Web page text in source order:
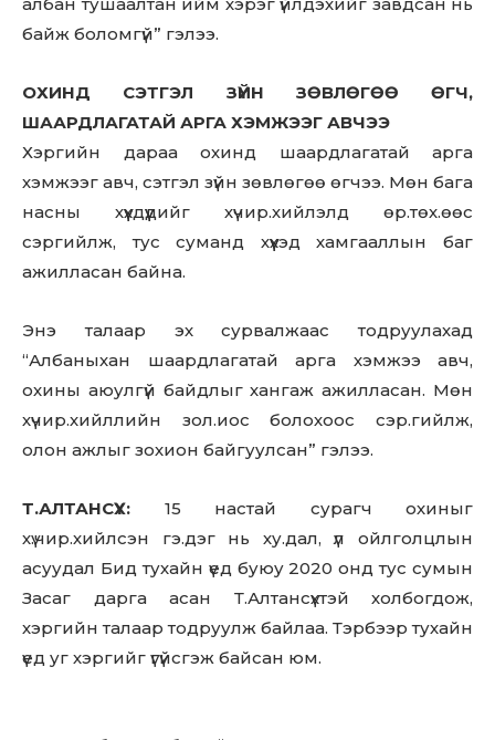
байж боломгүй” гэлээ.
ОХИНД СЭТГЭЛ ЗҮЙН ЗӨВЛӨГӨӨ ӨГЧ,
ШААРДЛАГАТАЙ АРГА ХЭМЖЭЭГ АВЧЭЭ
Хэргийн дараа охинд шаардлагатай арга
хэмжээг авч, сэтгэл зүйн зөвлөгөө өгчээ. Мөн бага
насны хүүхдүүдийг хүчир.хийлэлд өр.төх.өөс
сэргийлж, тус суманд хүүхэд хамгааллын баг
ажилласан байна.
Энэ талаар эх сурвалжаас тодруулахад
“Албаныхан шаардлагатай арга хэмжээ авч,
охины аюулгүй байдлыг хангаж ажилласан. Мөн
хүчир.хийллийн зол.иос болохоос сэр.гийлж,
олон ажлыг зохион байгуулсан” гэлээ.
Т.АЛТАНСҮХ: 15 настай сурагч охиныг
хү.чир.хийлсэн гэ.дэг нь ху.дал, үл ойлголцлын
асуудал Бид тухайн үед буюу 2020 онд тус сумын
Засаг дарга асан Т.Алтансүхтэй холбогдож,
хэргийн талаар тодруулж байлаа. Тэрбээр тухайн
үед уг хэргийг үгүйсгэж байсан юм.